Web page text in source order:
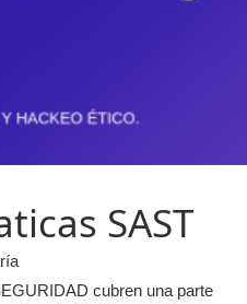
SAST
cubren una parte